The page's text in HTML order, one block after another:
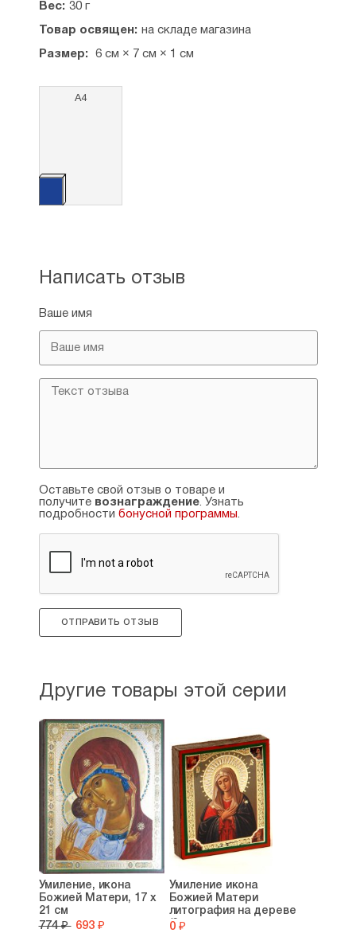
Вес: 30 г
Товар освящен: на складе магазина
Размер: 6 см × 7 см × 1 см
А4
Написать отзыв
Ваше имя
Оставьте свой отзыв о товаре и
получите вознаграждение. Узнать
подробности бонусной программы.
ОТПРАВИТЬ ОТЗЫВ
Другие товары этой серии
Умиление, икона
Божией Матери, 17 х
21 см
774 ₽ 693 ₽
Умиление икона
Божией Матери
литография на дереве
(6...
0 ₽